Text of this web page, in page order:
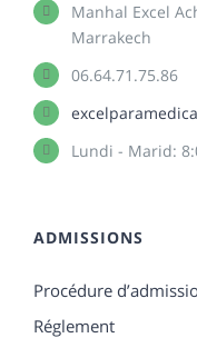
Manhal Excel
Marrakech
06.64.71.75.86
Lundi - Marid:
ADMISSIONS
Procédure
Réglement